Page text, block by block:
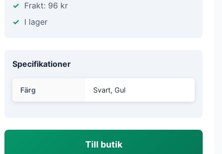
Frakt: 96 kr
I lager
Specifikationer
Färg Svart, Gul
Till butik